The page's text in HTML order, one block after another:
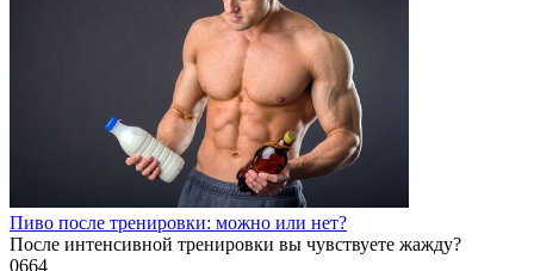
Пиво после тренировки: можно или нет?
После интенсивной тренировки вы чувствуете жажду?
0664